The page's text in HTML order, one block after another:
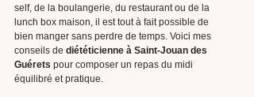
self, de la boulangerie, du restaurant ou de la
lunch box maison, il est tout à fait possible de
bien manger sans perdre de temps. Voici mes
conseils de diététicienne à Saint-Jouan des
Guérets pour composer un repas du midi
équilibré et pratique.